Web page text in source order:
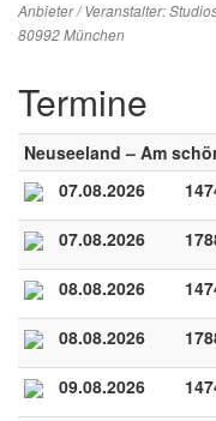
Anbieter / Veranstalter:
80992 München
Termine
Neuseeland – Am
07.08.2026
07.08.2026
08.08.2026
08.08.2026
09.08.2026